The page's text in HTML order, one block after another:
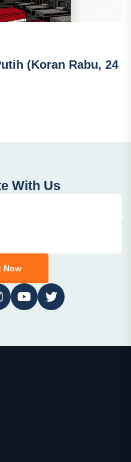
(Koran Rabu, 24
With Us
Now